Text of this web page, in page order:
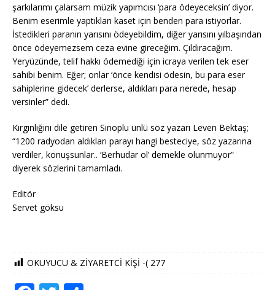
şarkılarımı çalarsam müzik yapımcısı ‘para ödeyeceksin’ diyor.
Benim eserimle yaptıkları kaset için benden para istiyorlar.
İstedikleri paranın yarısını ödeyebildim, diğer yarısını yılbaşından
önce ödeyemezsem ceza evine gireceğim. Çıldıracağım.
Yeryüzünde, telif hakkı ödemediği için icraya verilen tek eser
sahibi benim. Eğer; onlar ‘önce kendisi ödesin, bu para eser
sahiplerine gidecek’ derlerse, aldıkları para nerede, hesap
versinler” dedi.
Kırgınlığını dile getiren Sinoplu ünlü söz yazarı Leven Bektaş;
“1200 radyodan aldıkları parayı hangi besteciye, söz yazarına
verdiler, konuşsunlar.. ‘Berhudar ol’ demekle olunmuyor”
diyerek sözlerini tamamladı.
Editör
Servet göksu
OKUYUCU & ZİYARETCİ KİŞİ -( 277